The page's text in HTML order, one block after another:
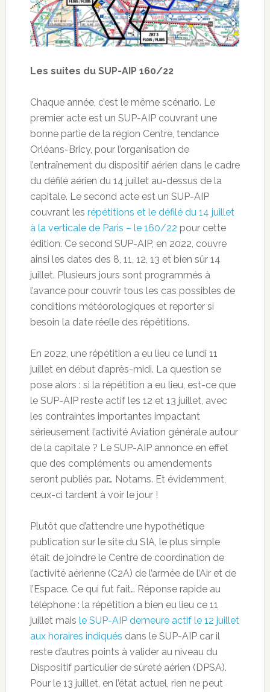
Les suites du SUP-AIP 160/22
Chaque année, c’est le même scénario. Le
premier acte est un SUP-AIP couvrant une
bonne partie de la région Centre, tendance
Orléans-Bricy, pour l’organisation de
l’entraînement du dispositif aérien dans le cadre
du défilé aérien du 14 juillet au-dessus de la
capitale. Le second acte est un SUP-AIP
couvrant les répétitions et le défilé du 14 juillet
à la verticale de Paris – le 160/22 pour cette
édition. Ce second SUP-AIP, en 2022, couvre
ainsi les dates des 8, 11, 12, 13 et bien sûr 14
juillet. Plusieurs jours sont programmés à
l’avance pour couvrir tous les cas possibles de
conditions météorologiques et reporter si
besoin la date réelle des répétitions.
En 2022, une répétition a eu lieu ce lundi 11
juillet en début d’après-midi. La question se
pose alors : si la répétition a eu lieu, est-ce que
le SUP-AIP reste actif les 12 et 13 juillet, avec
les contraintes importantes impactant
sérieusement l’activité Aviation générale autour
de la capitale ? Le SUP-AIP annonce en effet
que des compléments ou amendements
seront publiés par… Notams. Et évidemment,
ceux-ci tardent à voir le jour !
Plutôt que d’attendre une hypothétique
publication sur le site du SIA, le plus simple
était de joindre le Centre de coordination de
l’activité aérienne (C2A) de l’armée de l’Air et de
l’Espace. Ce qui fut fait… Réponse rapide au
téléphone : la répétition a bien eu lieu ce 11
juillet mais le SUP-AIP demeure actif le 12 juillet
aux horaires indiqués dans le SUP-AIP car il
reste d’autres points à valider au niveau du
Dispositif particulier de sûreté aérien (DPSA).
Pour le 13 juillet, en l’état actuel, rien ne peut